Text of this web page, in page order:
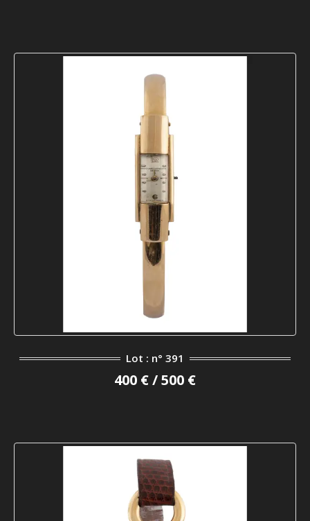
Lot : n° 391
400 € / 500 €